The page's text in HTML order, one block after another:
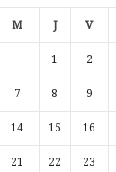
M J V
1 2
7 8 9
14 15 16
21 22 23